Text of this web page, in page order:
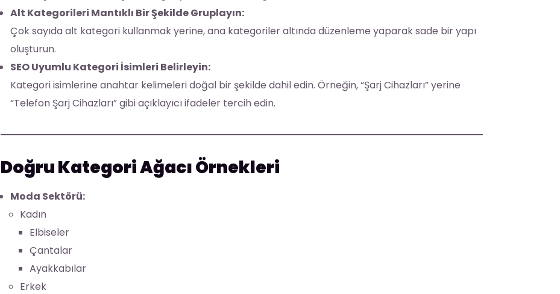
Alt Kategorileri Mantıklı Bir Şekilde Gruplayın:
Çok sayıda alt kategori kullanmak yerine, ana kategoriler altında düzenleme yaparak sade bir yapı
oluşturun.
SEO Uyumlu Kategori İsimleri Belirleyin:
Kategori isimlerine anahtar kelimeleri doğal bir şekilde dahil edin. Örneğin, “Şarj Cihazları” yerine
“Telefon Şarj Cihazları” gibi açıklayıcı ifadeler tercih edin.
Doğru Kategori Ağacı Örnekleri
Moda Sektörü:
Kadın
Elbiseler
Çantalar
Ayakkabılar
Erkek